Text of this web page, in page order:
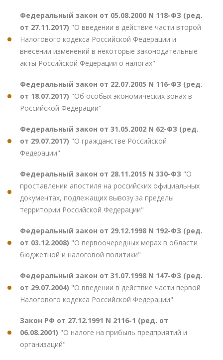
Федеральный закон от 05.08.2000 N 118-ФЗ (ред.
от 27.11.2017) "О введении в действие части второй
Налогового кодекса Российской Федерации и
внесении изменений в некоторые законодательные
акты Российской Федерации о налогах"
Федеральный закон от 22.07.2005 N 116-ФЗ (ред.
от 18.07.2017) "Об особых экономических зонах в
Российской Федерации"
Федеральный закон от 31.05.2002 N 62-ФЗ (ред.
от 29.07.2017) "О гражданстве Российской
Федерации"
Федеральный закон от 28.11.2015 N 330-ФЗ "О
проставлении апостиля на российских официальных
документах, подлежащих вывозу за пределы
территории Российской Федерации"
Федеральный закон от 29.12.1998 N 192-ФЗ (ред.
от 03.12.2008) "О первоочередных мерах в области
бюджетной и налоговой политики"
Федеральный закон от 31.07.1998 N 147-ФЗ (ред.
от 29.07.2004) "О введении в действие части первой
Налогового кодекса Российской Федерации"
Закон РФ от 27.12.1991 N 2116-1 (ред. от
06.08.2001) "О налоге на прибыль предприятий и
организаций"